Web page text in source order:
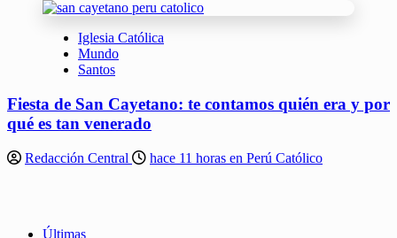
Iglesia Católica
Mundo
Santos
Fiesta de San Cayetano: te contamos quién era y por
qué es tan venerado
Redacción Central hace 11 horas en Perú Católico
Últimas